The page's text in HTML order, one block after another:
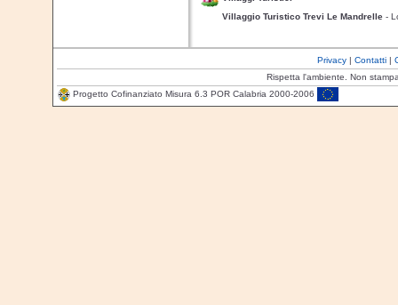
Villaggio Turistico Trevi Le Mandrelle -
Privacy| Contatti|
Rispetta l'ambiente. Non
Progetto Cofinanziato Misura 6.3 POR Calabria 2000-2006